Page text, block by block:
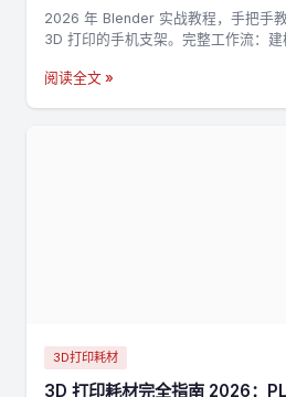
2026 年 Blender 实战教程，手把手
3D 打印的手机支架。完整工作流：
阅读全文 »
3D打印耗材
3D 打印耗材完全指南 2026：